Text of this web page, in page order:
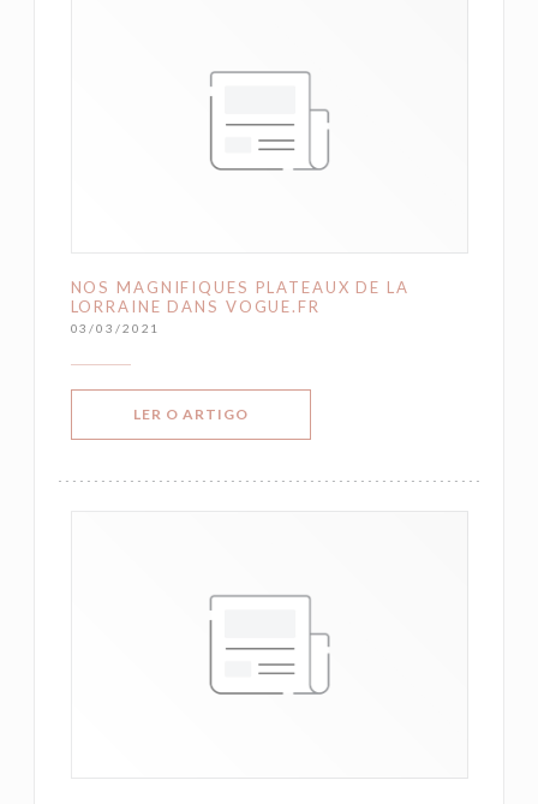
NOS MAGNIFIQUES PLATEAUX DE LA
LORRAINE DANS VOGUE.FR
03/03/2021
LER O ARTIGO((ABRE NUMA NOVA JANELA))